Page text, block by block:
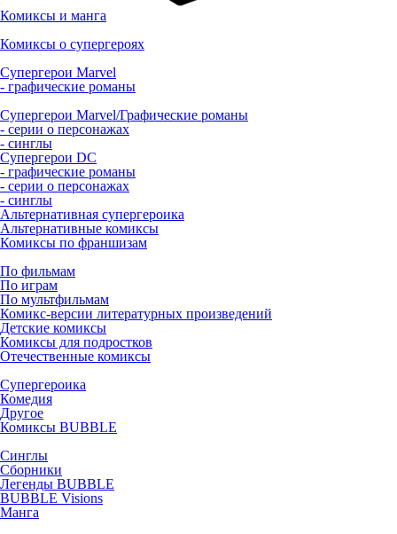
Комиксы и манга
Комиксы о супергероях
Супергерои Marvel
- графические романы
Супергерои Marvel/Графические романы
- серии о персонажах
- синглы
Супергерои DC
- графические романы
- серии о персонажах
- синглы
Альтернативная супергероика
Альтернативные комиксы
Комиксы по франшизам
По фильмам
По играм
По мультфильмам
Комикс-версии литературных произведений
Детские комиксы
Комиксы для подростков
Отечественные комиксы
Супергероика
Комедия
Другое
Комиксы BUBBLE
Синглы
Сборники
Легенды BUBBLE
BUBBLE Visions
Манга